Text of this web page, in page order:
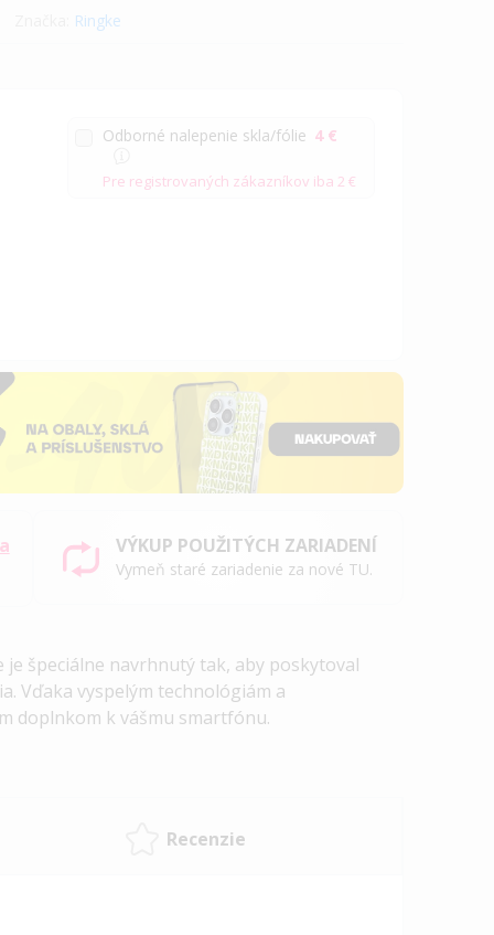
Ringke
Odborné nalepenie skla/fólie 4 €
Pre registrovaných zákazníkov iba 2 €
VÝKUP POUŽITÝCH ZARIADENÍ
Vymeň staré zariadenie za nové TU.
špeciálne navrhnutý tak, aby poskytoval
Vďaka vyspelým technológiám a
doplnkom k vášmu smartfónu.
Recenzie